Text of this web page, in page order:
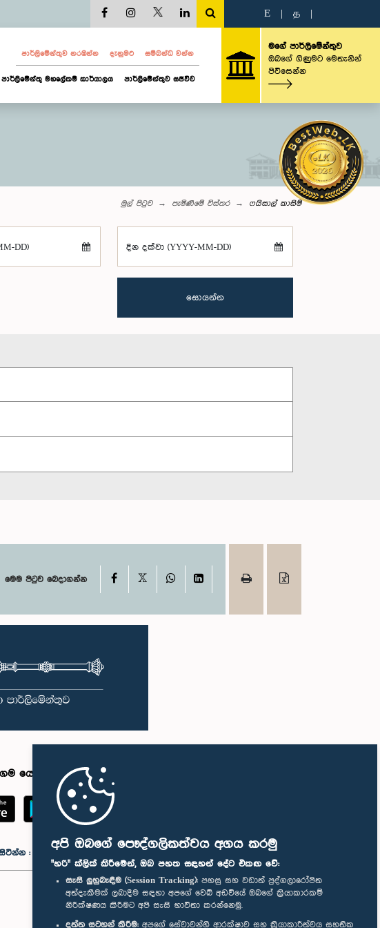
අපි ඔබගේ පෞද්ගලිකත්වය අගය කරමු
"හරි" ක්ලික් කිරීමෙන්, ඔබ පහත සඳහන් දේට එකඟ වේ:
සැසි ලුහුබැඳීම (Session Tracking): පහසු සහ වඩාත් පුද්ගලාරෝපිත
අත්දැකීමක් ලබාදීම සඳහා අපගේ වෙබ් අඩවියේ ඔබගේ ක්‍රියාකාරකම්
නිරීක්ෂණය කිරීමට අපි සැසි භාවිතා කරන්නෙමු.
දත්ත සටහන් කිරීම: අපගේ සේවාවන්හි ආරක්ෂාව සහ ක්‍රියාකාරීත්වය සහතික
E த
පාර්ලි‌මේන්තුව නරඹන්න දැනුමට සම්බන්ධ වන්න
පාර්ලිමේන්තු මහලේකම් කාර්යාලය පාර්ලිමේන්තුව සජීවීව
මගේ පාර්ලිමේන්තුව
ඔබගේ ගිණුමට මෙතැනින්
පිවිසෙන්න
මුල් පිටුව පැමිණීමේ විස්තර ෆයිසාල් කාසිම්
DD) දින දක්වා (YYYY-MM-DD)
සොයන්න
මෙම පිටුව බෙදාගන්න Facebook WhatsAppLinkedIn
යෙදුම
සිටින්න :